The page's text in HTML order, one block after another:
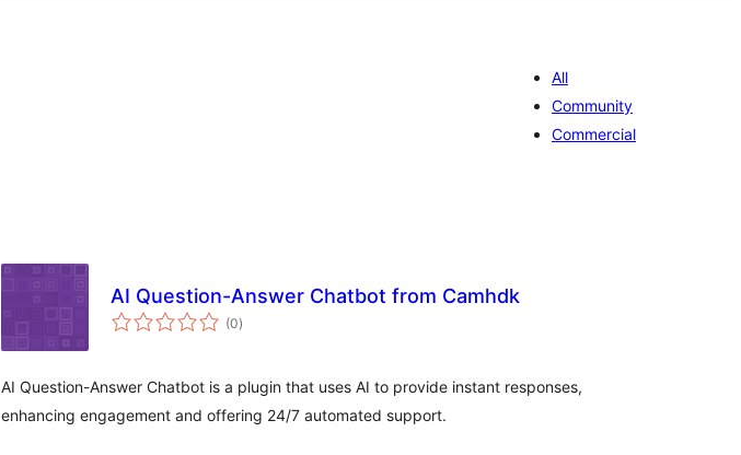
All
Community
Commercial
AI Question-Answer Chatbot from Camhdk
(0értékelés
összesen
)
AI Question-Answer Chatbot is a plugin that uses AI to provide instant responses,
enhancing engagement and offering 24/7 automated support.